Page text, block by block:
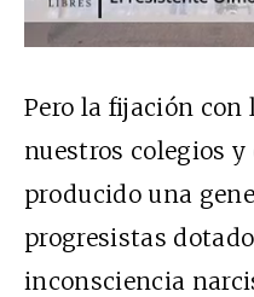
Pero la fijación con
nuestros colegios
producido una
progresistas
inconsciencia